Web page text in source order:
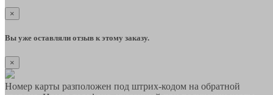
×
Вы уже оставляли отзыв к этому заказу.
×
Номер карты разположен под штрих-кодом на обратной